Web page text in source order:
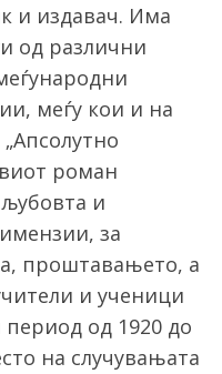
и издавач. Има
од различни
меѓу кои и на
роман
и
за
проштавањето, а
и ученици
од 1920 до
на случувањата